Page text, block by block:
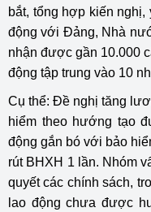
bắt, tổng hợp kiến
động với Đảng, Nhà
nhận được gần 10.000
động tập trung vào 10
Cụ thể: Đề nghị tăng
hiểm theo hướng tạo
động gắn bó với bảo
rút BHXH 1 lần. Nhóm
quyết các chính sách,
lao động chưa được